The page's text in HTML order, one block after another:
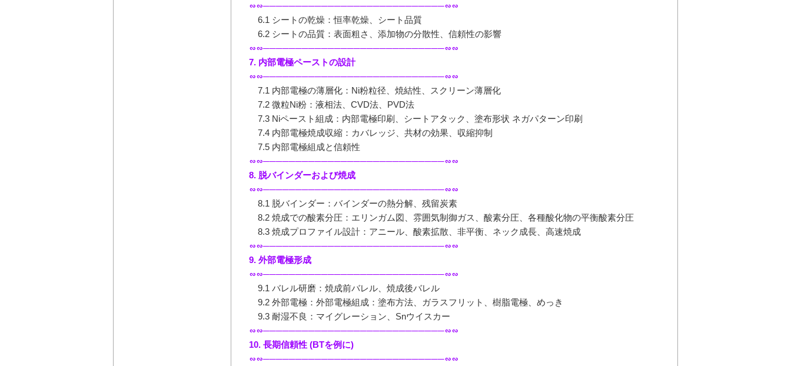
∽∽────────────────────────────∽∽
6.1 シートの乾燥：恒率乾燥、シート品質
6.2 シートの品質：表面粗さ、添加物の分散性、信頼性の影響
∽∽────────────────────────────∽∽
7. 内部電極ペーストの設計
∽∽────────────────────────────∽∽
7.1 内部電極の薄層化：Ni粉粒径、焼結性、スクリーン薄層化
7.2 微粒Ni粉：液相法、CVD法、PVD法
7.3 Niペースト組成：内部電極印刷、シートアタック、塗布形状 ネガパターン印刷
7.4 内部電極焼成収縮：カバレッジ、共材の効果、収縮抑制
7.5 内部電極組成と信頼性
∽∽────────────────────────────∽∽
8. 脱バインダーおよび焼成
∽∽────────────────────────────∽∽
8.1 脱バインダー：バインダーの熱分解、残留炭素
8.2 焼成での酸素分圧：エリンガム図、雰囲気制御ガス、酸素分圧、各種酸化物の平衡酸素分圧
8.3 焼成プロファイル設計：アニール、酸素拡散、非平衡、ネック成長、高速焼成
∽∽────────────────────────────∽∽
9. 外部電極形成
∽∽────────────────────────────∽∽
9.1 バレル研磨：焼成前バレル、焼成後バレル
9.2 外部電極：外部電極組成：塗布方法、ガラスフリット、樹脂電極、めっき
9.3 耐湿不良：マイグレーション、Snウイスカー
∽∽────────────────────────────∽∽
10. 長期信頼性 (BTを例に)
∽∽────────────────────────────∽∽